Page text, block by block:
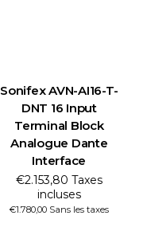
Sonifex AVN-AI16-T-
DNT 16 Input
Terminal Block
Analogue Dante
Interface
€2.153,80 Taxes
incluses
€1.780,00 Sans les taxes